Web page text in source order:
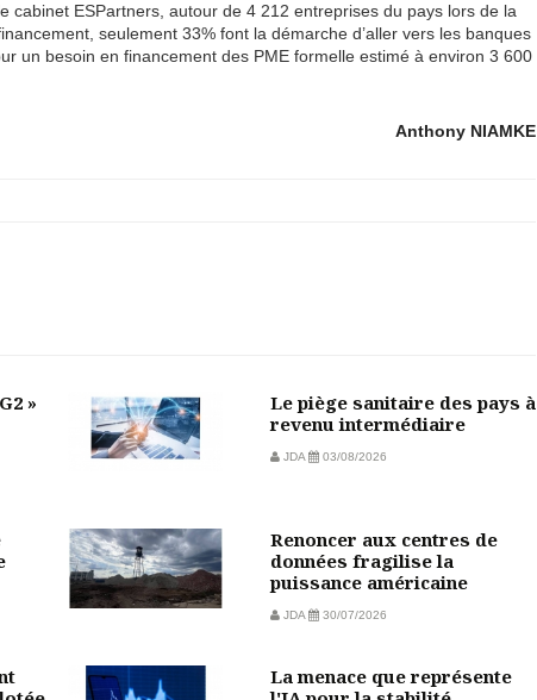
cabinet ESPartners, autour de 4 212 entreprises du pays lors de la
seulement 33% font la démarche d’aller vers les banques
un besoin en financement des PME formelle estimé à environ 3 600
Anthony NIAMKE
»
Le piège sanitaire des pays à
revenu intermédiaire
JDA 03/08/2026
Renoncer aux centres de
données fragilise la
puissance américaine
JDA 30/07/2026
La menace que représente